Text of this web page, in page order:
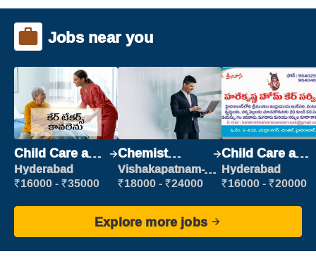
Jobs near you
Child Care and
Patient care
Hyderabad
₹16000 - ₹35000
Chemist
Production
Executive
Vishakapatnam-
new
₹18000 - ₹24000
Child Care and
Patient care
Hyderabad
₹16000 - ₹20000
Explore more jobs